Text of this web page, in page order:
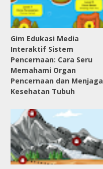
Gim Edukasi Media
Interaktif Sistem
Pencernaan: Cara Seru
Memahami Organ
Pencernaan dan Menjaga
Kesehatan Tubuh